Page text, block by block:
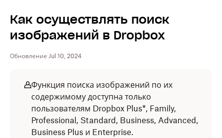
Как осуществлять поиск
изображений в Dropbox
Обновление Jul 10, 2024
Функция поиска изображений по их
содержимому доступна только
пользователям Dropbox Plus*, Family,
Professional, Standard, Business, Advanced,
Business Plus и Enterprise.